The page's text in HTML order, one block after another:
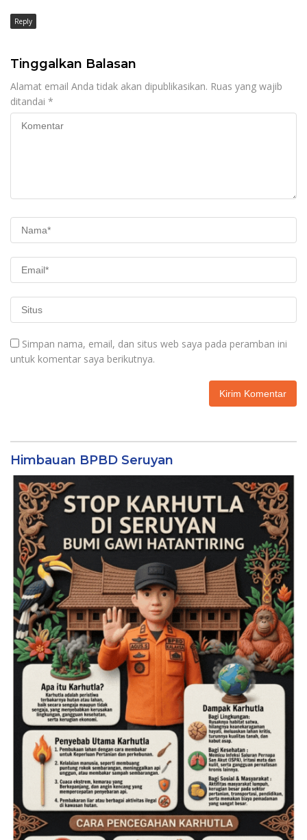
Reply
Tinggalkan Balasan
Alamat email Anda tidak akan dipublikasikan. Ruas yang wajib
ditandai *
Simpan nama, email, dan situs web saya pada peramban ini
untuk komentar saya berikutnya.
Himbauan BPBD Seruyan